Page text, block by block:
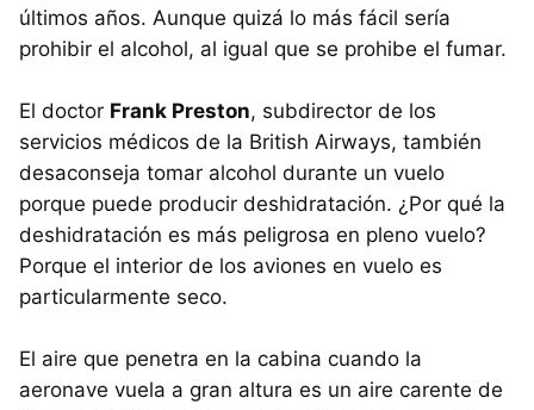
últimos años. Aunque quizá lo más fácil sería
prohibir el alcohol, al igual que se prohibe el fumar.
El doctor Frank Preston, subdirector de los
servicios médicos de la British Airways, también
desaconseja tomar alcohol durante un vuelo
porque puede producir deshidratación. ¿Por qué la
deshidratación es más peligrosa en pleno vuelo?
Porque el interior de los aviones en vuelo es
particularmente seco.
El aire que penetra en la cabina cuando la
aeronave vuela a gran altura es un aire carente de